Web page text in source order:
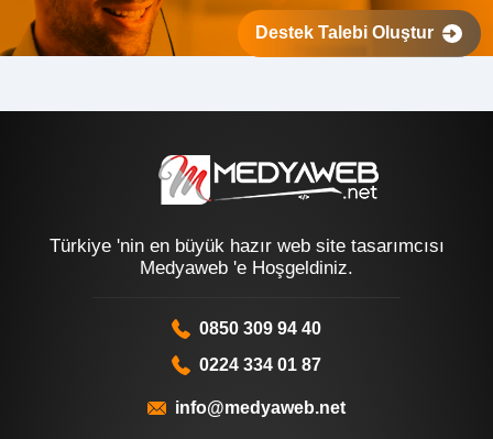
Destek Talebi Oluştur
Türkiye 'nin en büyük hazır web site tasarımcısı
Medyaweb 'e Hoşgeldiniz.
0850 309 94 40
0224 334 01 87
info@medyaweb.net